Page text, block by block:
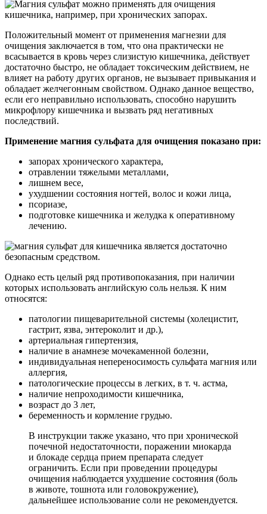
Положительный момент от применения магнезии для
очищения заключается в том, что она практически не
всасывается в кровь через слизистую кишечника, действует
достаточно быстро, не обладает токсическим действием, не
влияет на работу других органов, не вызывает привыкания и
обладает желчегонным свойством. Однако данное вещество,
если его неправильно использовать, способно нарушить
микрофлору кишечника и вызвать ряд негативных
последствий.
Применение магния сульфата для очищения показано при:
запорах хронического характера,
отравлении тяжелыми металлами,
лишнем весе,
ухудшении состояния ногтей, волос и кожи лица,
псориазе,
подготовке кишечника и желудка к оперативному
лечению.
Однако есть целый ряд противопоказания, при наличии
которых использовать английскую соль нельзя. К ним
относятся:
патологии пищеварительной системы (холецистит,
гастрит, язва, энтероколит и др.),
артериальная гипертензия,
наличие в анамнезе мочекаменной болезни,
индивидуальная непереносимость сульфата магния или
аллергия,
патологические процессы в легких, в т. ч. астма,
наличие непроходимости кишечника,
возраст до 3 лет,
беременность и кормление грудью.
В инструкции также указано, что при хронической
почечной недостаточности, поражении миокарда
и блокаде сердца прием препарата следует
ограничить. Если при проведении процедуры
очищения наблюдается ухудшение состояния (боль
в животе, тошнота или головокружение),
дальнейшее использование соли не рекомендуется.